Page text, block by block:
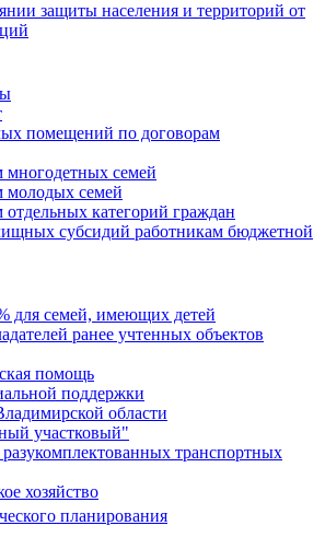
защиты населения и территорий от
помещений по договорам
семей
молодых семей
категорий граждан
субсидий работникам бюджетной
для семей, имеющих детей
ранее учтенных объектов
помощь
поддержки
области
участковый"
транспортных
хозяйство
планирования